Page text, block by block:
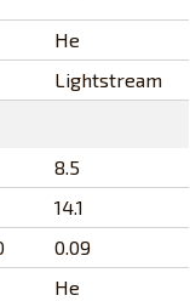
Не
Lightstream
8.5
14.1
0.09
Не